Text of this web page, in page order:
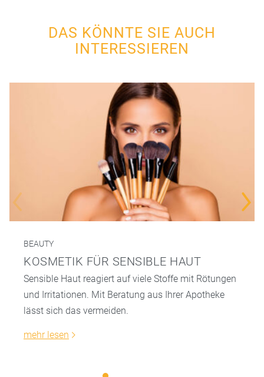
DAS KÖNNTE SIE AUCH
INTERESSIEREN
BEAUTY
KOSMETIK FÜR SENSIBLE HAUT
Sensible Haut reagiert auf viele Stoffe mit Rötungen
und Irritationen. Mit Beratung aus Ihrer Apotheke
lässt sich das vermeiden.
mehr lesen